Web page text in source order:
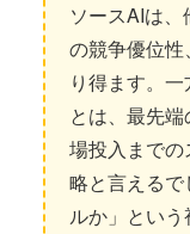
ソースAIは
の競争優位
り得ます。
とは、最先
場投入まで
略と言える
ルか」とい